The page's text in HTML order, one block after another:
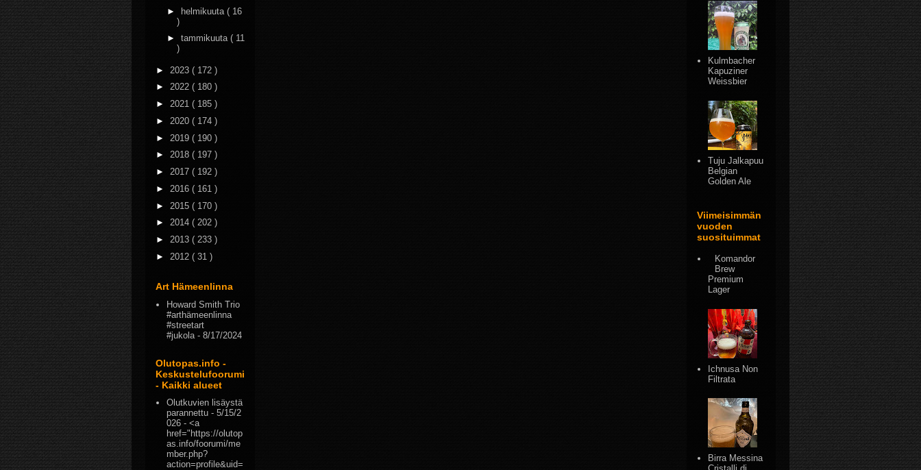
► helmikuuta ( 16
)
► tammikuuta ( 11
)
► 2023 ( 172 )
► 2022 ( 180 )
► 2021 ( 185 )
► 2020 ( 174 )
► 2019 ( 190 )
► 2018 ( 197 )
► 2017 ( 192 )
► 2016 ( 161 )
► 2015 ( 170 )
► 2014 ( 202 )
► 2013 ( 233 )
► 2012 ( 31 )
Art Hämeenlinna
Howard Smith Trio
#arthämeenlinna
#streetart
#jukola - 8/17/2024
Olutopas.info -
Keskustelufoorumi
- Kaikki alueet
Olutkuvien lisäystä
parannettu - 5/15/2
026 - <a
href="https://olutop
as.info/foorumi/me
mber.php?
action=profile&uid=
Kulmbacher
Kapuziner
Weissbier
Tuju Jalkapuu
Belgian
Golden Ale
Viimeisimmän
vuoden
suosituimmat
Komandor
Brew
Premium
Lager
Ichnusa Non
Filtrata
Birra Messina